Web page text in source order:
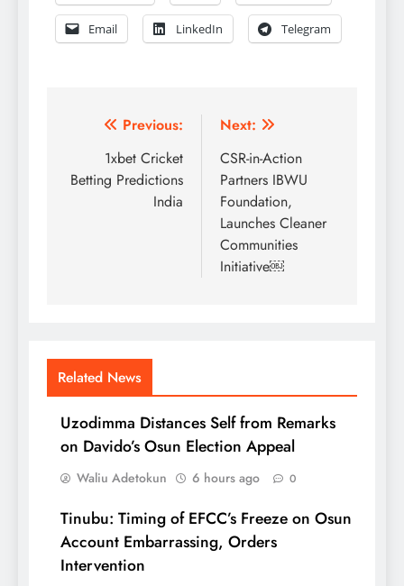
Email LinkedIn Telegram
Post
navigation
Previous:
1xbet Cricket
Betting Predictions
India
Next:
CSR-in-Action
Partners IBWU
Foundation,
Launches Cleaner
Communities
Initiative￼
Related News
Uzodimma Distances Self from Remarks
on Davido’s Osun Election Appeal
Waliu Adetokun 6 hours ago 0
Tinubu: Timing of EFCC’s Freeze on Osun
Account Embarrassing, Orders
Intervention